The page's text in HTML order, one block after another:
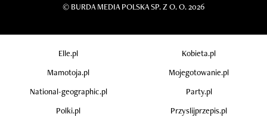
© BURDA MEDIA POLSKA SP. Z O. O. 2026
Elle.pl
Kobieta.pl
Mamotoja.pl
Mojegotowanie.pl
National-geographic.pl
Party.pl
Polki.pl
Przyslijprzepis.pl